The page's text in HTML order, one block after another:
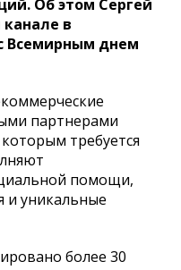
Об этом Сергей
канале в
Всемирным днем
партнерами
требуется
помощи,
и уникальные
более 30